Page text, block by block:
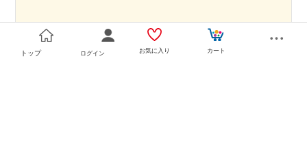
トップ ログイン お気に入り カート